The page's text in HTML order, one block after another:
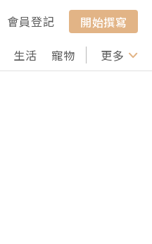
會員登記
開始撰寫
生活 寵物 行山 打卡
更多